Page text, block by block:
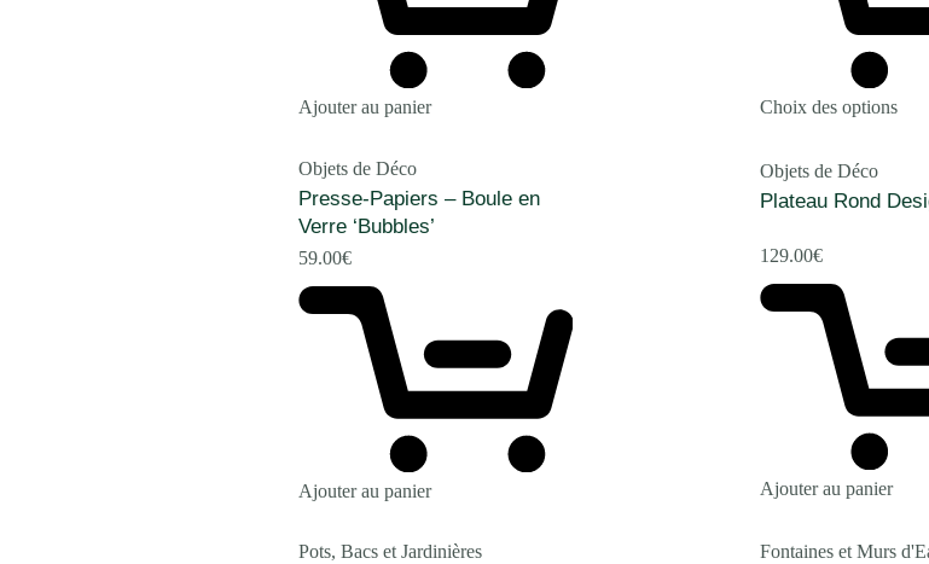
Ajouter au panier Choix des options
Objets de Déco
Presse-Papiers – Boule en
Verre ‘Bubbles’
59.00€
Ajouter au panier
Objets de Déco
Plateau Rond
129.00€
Ajouter au panier
Pots, Bacs et Jardinières Fontaines et Murs